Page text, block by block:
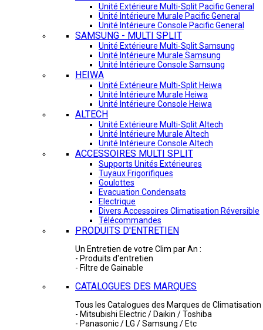
Unité Extérieure Multi-Split Pacific General
Unité Intérieure Murale Pacific General
Unité Intérieure Console Pacific General
SAMSUNG - MULTI SPLIT
Unité Extérieure Multi-Split Samsung
Unité Intérieure Murale Samsung
Unité Intérieure Console Samsung
HEIWA
Unité Extérieure Multi-Split Heiwa
Unité Intérieure Murale Heiwa
Unité Intérieure Console Heiwa
ALTECH
Unité Extérieure Multi-Split Altech
Unité Intérieure Murale Altech
Unité Intérieure Console Altech
ACCESSOIRES MULTI SPLIT
Supports Unités Extérieures
Tuyaux Frigorifiques
Goulottes
Evacuation Condensats
Electrique
Divers Accessoires Climatisation Réversible
Télécommandes
PRODUITS D'ENTRETIEN
Un Entretien de votre Clim par An :
- Produits d'entretien
- Filtre de Gainable
CATALOGUES DES MARQUES
Tous les Catalogues des Marques de Climatisation
- Mitsubishi Electric / Daikin / Toshiba
- Panasonic / LG / Samsung / Etc